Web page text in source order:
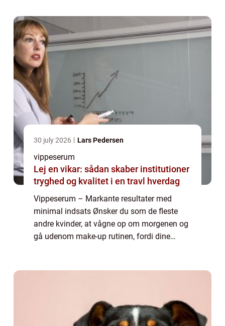
som de ...
30 july 2026 Lars Pedersen
vippeserum
Lej en vikar: sådan skaber institutioner
tryghed og kvalitet i en travl hverdag
Vippeserum – Markante resultater med
minimal indsats Ønsker du som de fleste
andre kvinder, at vågne op om morgenen og
gå udenom make-up rutinen, fordi dine